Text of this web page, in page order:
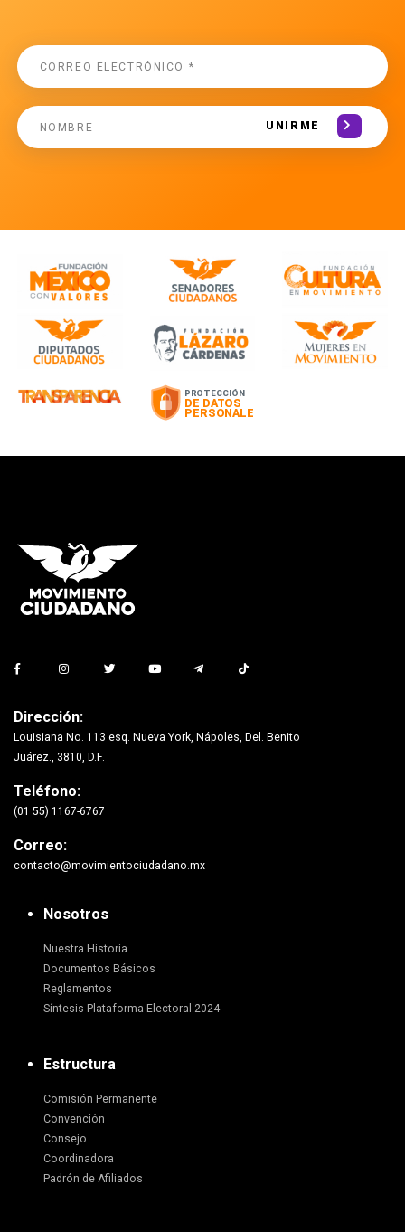
UNIRME
Dirección:
Louisiana No. 113 esq. Nueva York, Nápoles, Del. Benito
Juárez., 3810, D.F.
Teléfono:
(01 55) 1167-6767
Correo:
contacto@movimientociudadano.mx
Nosotros
Nuestra Historia
Documentos Básicos
Reglamentos
Síntesis Plataforma Electoral 2024
Estructura
Comisión Permanente
Convención
Consejo
Coordinadora
Padrón de Afiliados